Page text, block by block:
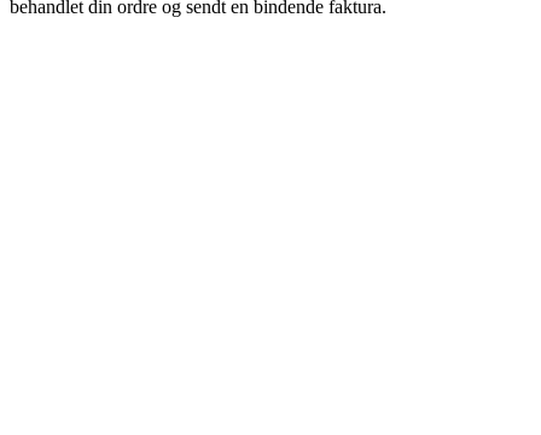
behandlet din ordre og sendt en bindende faktura.